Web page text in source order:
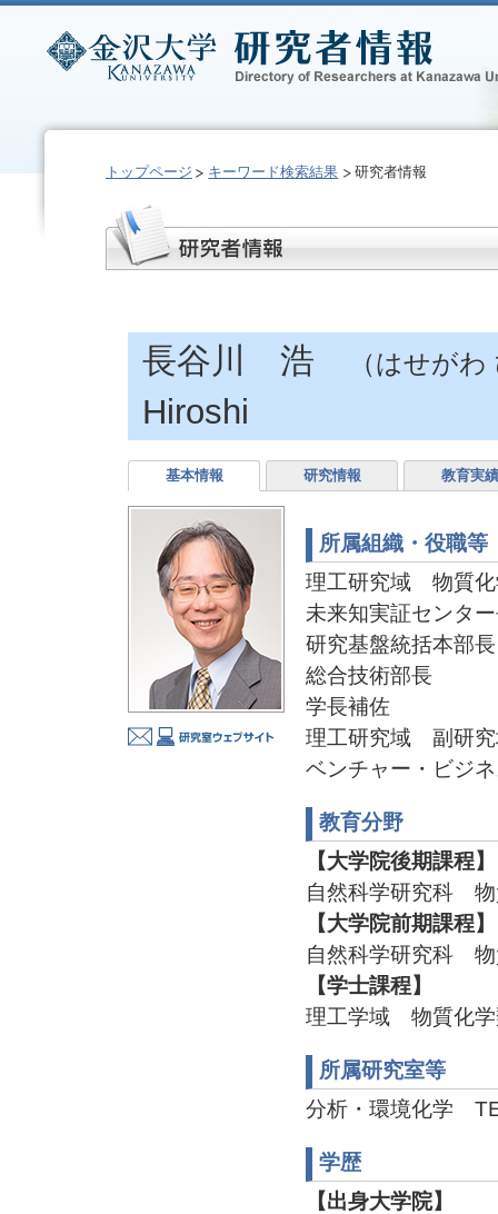
トップページ キーワード検索結果 研究者情報
長谷川 浩 （はせが
Hiroshi
基本情報 研究情報 教育実績
所属組織・役職等
理工研究域 物質化
未来知実証センタ
研究基盤統括本部長
総合技術部長
学長補佐
理工研究域 副研究
ベンチャー・ビジ
教育分野
【大学院後期課程】
自然科学研究科 物
【大学院前期課程】
自然科学研究科 物
【学士課程】
理工学域 物質化
所属研究室等
分析・環境化学
学歴
【出身大学院】